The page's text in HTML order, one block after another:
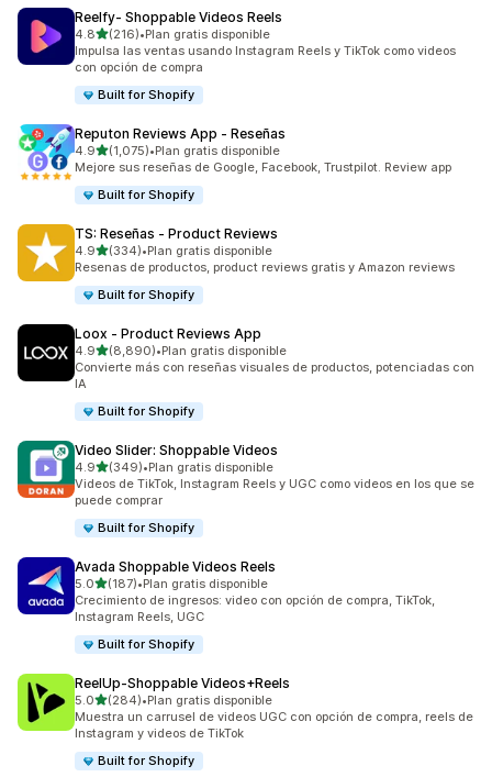
Reelfy‑ Shoppable Videos Reels
4.8de 5 estrellas
(216)
216 reseñas en total
•Plan gratis disponible
Impulsa las ventas usando Instagram Reels y TikTok como videos
con opción de compra
Built for Shopify
Reputon Reviews App ‑ Reseñas
4.9de 5 estrellas
(1,075)
1075 reseñas en total
•Plan gratis disponible
Mejore sus reseñas de Google, Facebook, Trustpilot. Review app
Built for Shopify
TS: Reseñas ‑ Product Reviews
4.9de 5 estrellas
(334)
334 reseñas en total
•Plan gratis disponible
Resenas de productos, product reviews gratis y Amazon reviews
Built for Shopify
Loox ‑ Product Reviews App
4.9de 5 estrellas
(8,890)
8890 reseñas en total
•Plan gratis disponible
Convierte más con reseñas visuales de productos, potenciadas con
IA
Built for Shopify
Video Slider: Shoppable Videos
4.9de 5 estrellas
(349)
349 reseñas en total
•Plan gratis disponible
Videos de TikTok, Instagram Reels y UGC como videos en los que se
puede comprar
Built for Shopify
Avada Shoppable Videos Reels
5.0de 5 estrellas
(187)
187 reseñas en total
•Plan gratis disponible
Crecimiento de ingresos: video con opción de compra, TikTok,
Instagram Reels, UGC
Built for Shopify
ReelUp‑Shoppable Videos+Reels
5.0de 5 estrellas
(284)
284 reseñas en total
•Plan gratis disponible
Muestra un carrusel de videos UGC con opción de compra, reels de
Instagram y videos de TikTok
Built for Shopify